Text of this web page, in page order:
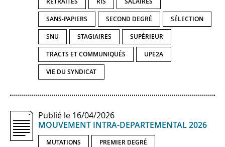
SANS-PAPIERS SECOND DEGRÉ SÉLECTION
SNU STAGIAIRES SUPÉRIEUR
TRACTS ET COMMUNIQUÉS UPE2A
VIE DU SYNDICAT
Publié le 16/04/2026
MOUVEMENT INTRA-​DEPARTEMENTAL 2026
MUTATIONS PREMIER DEGRÉ